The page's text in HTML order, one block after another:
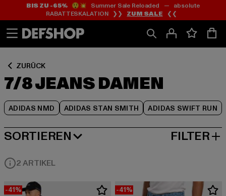
Zum
Inhalt
springen
Zum
Fußzeile
springen
BIS ZU -65%😲💥 Summer Sale Reloaded — absolute
RABATTESKALATION ❯❯ ZUM SALE ❮❮
ZURÜCK
7/8 JEANS DAMEN
ADIDAS NMD ADIDAS STAN SMITH ADIDAS SWIFT RUN
Zum
Produktraster
springen
SORTIEREN
BELIEBTESTE FILTER
2 ARTIKEL
-41% -41%